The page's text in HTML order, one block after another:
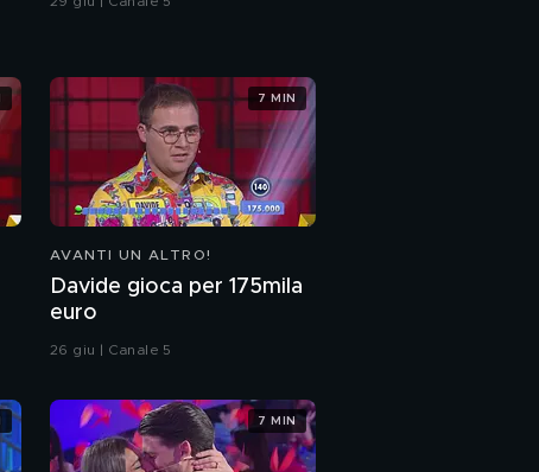
AVANTI UN ALTRO!
Davide gioca per 175mila
euro
26 giu | Canale 5
7 MIN
7 MIN